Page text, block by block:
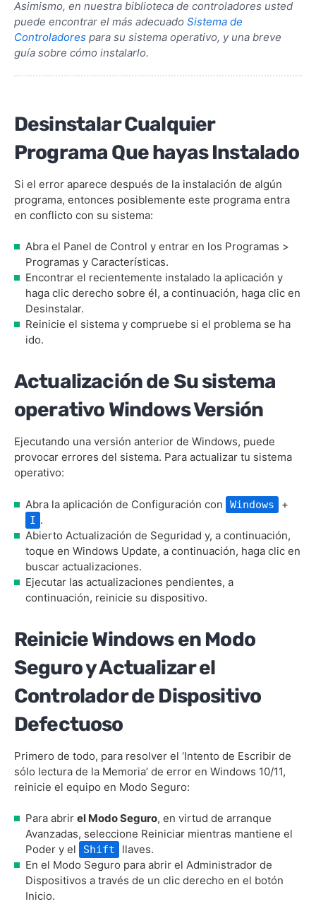
Asimismo, en nuestra biblioteca de controladores usted
puede encontrar el más adecuado Sistema de
Controladores para su sistema operativo, y una breve
guía sobre cómo instalarlo.
Desinstalar Cualquier
Programa Que hayas Instalado
Si el error aparece después de la instalación de algún
programa, entonces posiblemente este programa entra
en conflicto con su sistema:
Abra el Panel de Control y entrar en los Programas >
Programas y Características.
Encontrar el recientemente instalado la aplicación y
haga clic derecho sobre él, a continuación, haga clic en
Desinstalar.
Reinicie el sistema y compruebe si el problema se ha
ido.
Actualización de Su sistema
operativo Windows Versión
Ejecutando una versión anterior de Windows, puede
provocar errores del sistema. Para actualizar tu sistema
operativo:
Abra la aplicación de Configuración con Windows +
I .
Abierto Actualización de Seguridad y, a continuación,
toque en Windows Update, a continuación, haga clic en
buscar actualizaciones.
Ejecutar las actualizaciones pendientes, a
continuación, reinicie su dispositivo.
Reinicie Windows en Modo
Seguro y Actualizar el
Controlador de Dispositivo
Defectuoso
Primero de todo, para resolver el ‘Intento de Escribir de
sólo lectura de la Memoria’ de error en Windows 10/11,
reinicie el equipo en Modo Seguro:
Para abrir el Modo Seguro, en virtud de arranque
Avanzadas, seleccione Reiniciar mientras mantiene el
Poder y el
Shift
llaves.
En el Modo Seguro para abrir el Administrador de
Dispositivos a través de un clic derecho en el botón
Inicio.